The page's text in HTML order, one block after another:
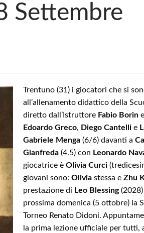
Settembre
Trentuno (31) i giocatori che si
all’allenamento didattico della
diretto dall’Istruttore Fabio Borin
Edoardo Greco, Diego Cantelli e
Gabriele Menga (6/6) davanti a
Gianfreda (4.5) con Leonardo
giocatrice è Olivia Curci
giovani sono: Olivia stessa e Zhu
prestazione di Leo Blessing(2028)
prossima domenica (5 ottobre) la
Torneo Renato Didoni.
la prima lezione ufficiale per tutti,